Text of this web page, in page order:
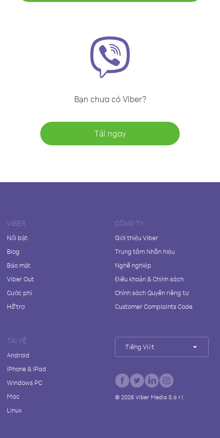
Bạn chưa có Viber?
Tải ngay
VIBER
Nổi bật
Blog
Bảo mật
Viber Out
Cước phí
Hỗ trợ
CÔNG TY
Giới thiệu Viber
Trung tâm Nhãn hiệu
Nghề nghiệp
Điều khoản & Chính sách
Chính sách Quyền riêng tư
Customer Complaints Code
TẢI VỀ
Android
iPhone & iPad
Windows PC
Mac
Linux
Tiếng Việt
© 2026Viber Media S.à r.l.